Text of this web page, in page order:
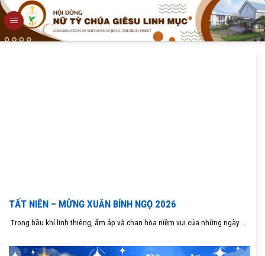
Skip
to
content
TẤT NIÊN – MỪNG XUÂN BÍNH NGỌ 2026
Trong bầu khí linh thiêng, ấm áp và chan hòa niềm vui của những ngày ...